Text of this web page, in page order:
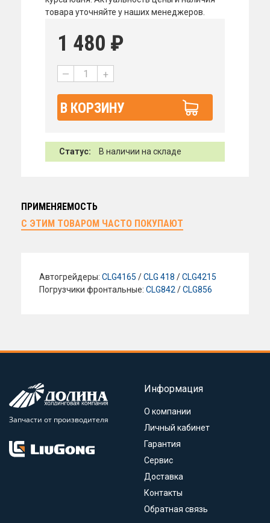
товара уточняйте у наших менеджеров.
1 480 ₽
— +
В КОРЗИНУ
Статус: В наличии на складе
ПРИМЕНЯЕМОСТЬ
С ЭТИМ ТОВАРОМ ЧАСТО ПОКУПАЮТ
Автогрейдеры: CLG4165 /CLG 418 /CLG4215
Погрузчики фронтальные: CLG842 /CLG856
Запчасти от производителя
Информация
О компании
Личный кабинет
Гарантия
Сервис
Доставка
Контакты
Обратная связь